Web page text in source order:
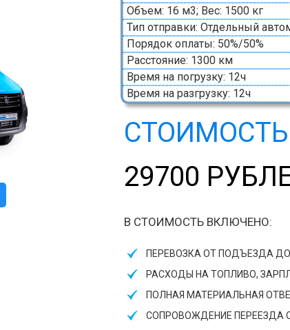
Объем: 16 м3; Вес: 1500 кг
Тип отправки: Отдельный
Порядок оплаты: 50%/50%
Расстояние: 1300 км
Время на погрузку: 12ч
Время на разгрузку: 12ч
29700
В СТОИМОСТЬ ВКЛЮЧЕНО:
ПЕРЕВОЗКА ОТ ПОДЪЕЗДА
РАСХОДЫ НА ТОПЛИВО,
ПОЛНАЯ МАТЕРИАЛЬНАЯ
СОПРОВОЖДЕНИЕ ПЕРЕЕЗДА